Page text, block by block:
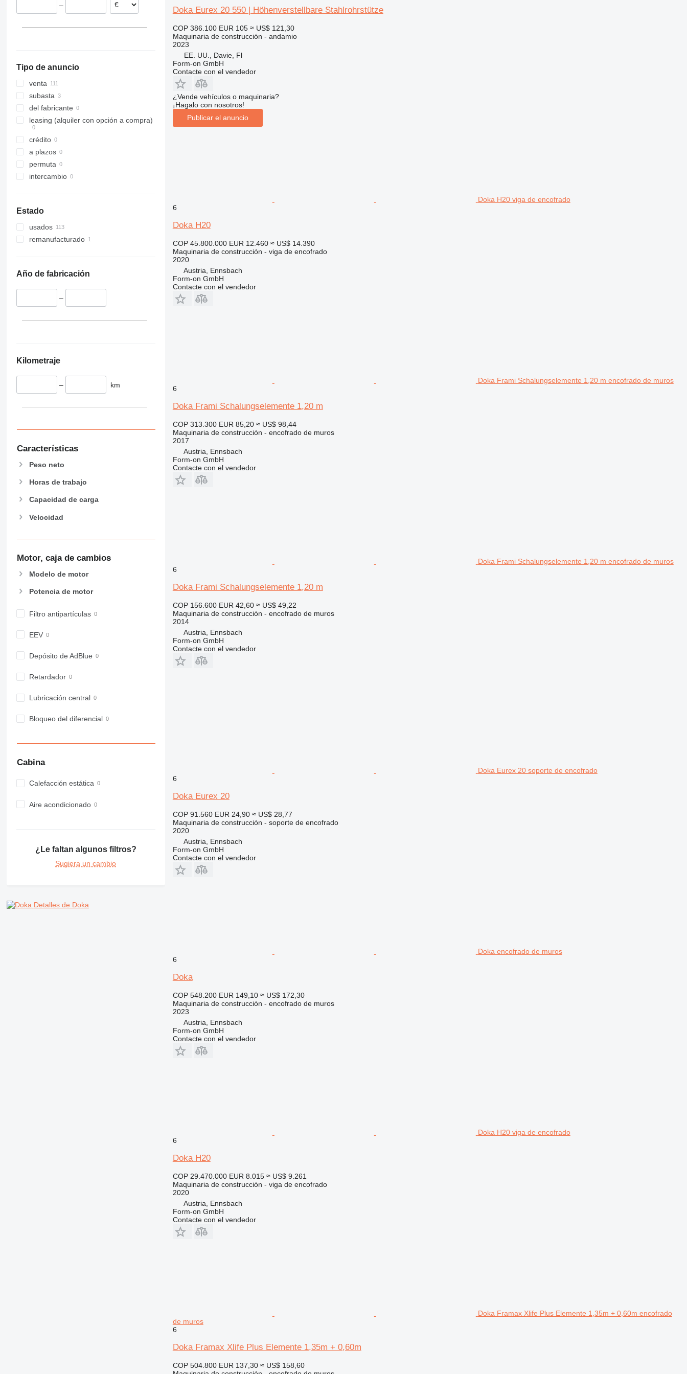
318
319
320
321
322
324
325
326
329
345
349
374
390
428
430
906
907
910
914
930
938
963
972
982
990
AP
CS
E-series
M-series
RM
8008
8018
8025
8026
8030
8055
CT
JS
JZ
VMT
Vibromax
Liftlux
Pecolift
R-series
Toucan
Noruega
–
Tipo de anuncio
venta
subasta
del fabricante
leasing (alquiler con opción a compra)
crédito
a plazos
permuta
intercambio
Estado
usados
remanufacturado
Año de fabricación
–
Kilometraje
– km
Características
Peso neto
Horas de trabajo
Capacidad de carga
Velocidad
Motor, caja de cambios
Modelo de motor
Potencia de motor
Filtro antipartículas
EEV
Depósito de AdBlue
Retardador
Lubricación central
Bloqueo del diferencial
Cabina
Calefacción estática
Aire acondicionado
¿Le faltan algunos filtros?
Sugiera un cambio
Detalles de Doka
Doka Eurex 20 550 | Höhenverstellbare Stahlrohrstütze
COP 386.100 EUR 105 ≈ US$ 121,30
Maquinaria de construcción - andamio
2023
EE. UU., Davie, Fl
Form-on GmbH
Contacte con el vendedor
¿Vende vehículos o maquinaria?
¡Hagalo con nosotros!
Publicar el anuncio
Doka H20 viga de encofrado
6
Doka H20
COP 45.800.000 EUR 12.460 ≈ US$ 14.390
Maquinaria de construcción - viga de encofrado
2020
Austria, Ennsbach
Form-on GmbH
Contacte con el vendedor
Doka Frami Schalungselemente 1,20 m encofrado de muros
6
Doka Frami Schalungselemente 1,20 m
COP 313.300 EUR 85,20 ≈ US$ 98,44
Maquinaria de construcción - encofrado de muros
2017
Austria, Ennsbach
Form-on GmbH
Contacte con el vendedor
Doka Frami Schalungselemente 1,20 m encofrado de muros
6
Doka Frami Schalungselemente 1,20 m
COP 156.600 EUR 42,60 ≈ US$ 49,22
Maquinaria de construcción - encofrado de muros
2014
Austria, Ennsbach
Form-on GmbH
Contacte con el vendedor
Doka Eurex 20 soporte de encofrado
6
Doka Eurex 20
COP 91.560 EUR 24,90 ≈ US$ 28,77
Maquinaria de construcción - soporte de encofrado
2020
Austria, Ennsbach
Form-on GmbH
Contacte con el vendedor
Doka encofrado de muros
6
Doka
COP 548.200 EUR 149,10 ≈ US$ 172,30
Maquinaria de construcción - encofrado de muros
2023
Austria, Ennsbach
Form-on GmbH
Contacte con el vendedor
Doka H20 viga de encofrado
6
Doka H20
COP 29.470.000 EUR 8.015 ≈ US$ 9.261
Maquinaria de construcción - viga de encofrado
2020
Austria, Ennsbach
Form-on GmbH
Contacte con el vendedor
Doka Framax Xlife Plus Elemente 1,35m + 0,60m encofrado
de muros
6
Doka Framax Xlife Plus Elemente 1,35m + 0,60m
COP 504.800 EUR 137,30 ≈ US$ 158,60